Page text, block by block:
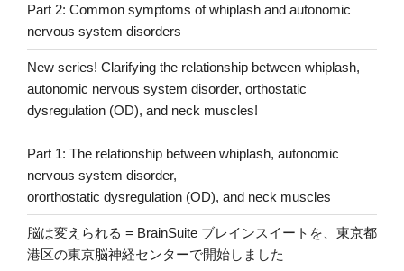
Part 2: Common symptoms of whiplash and autonomic
nervous system disorders
New series! Clarifying the relationship between whiplash,
autonomic nervous system disorder, orthostatic
dysregulation (OD), and neck muscles!
Part 1: The relationship between whiplash, autonomic
nervous system disorder,
ororthostatic dysregulation (OD), and neck muscles
脳は変えられる = BrainSuite ブレインスイートを、東京都
港区の東京脳神経センターで開始しました